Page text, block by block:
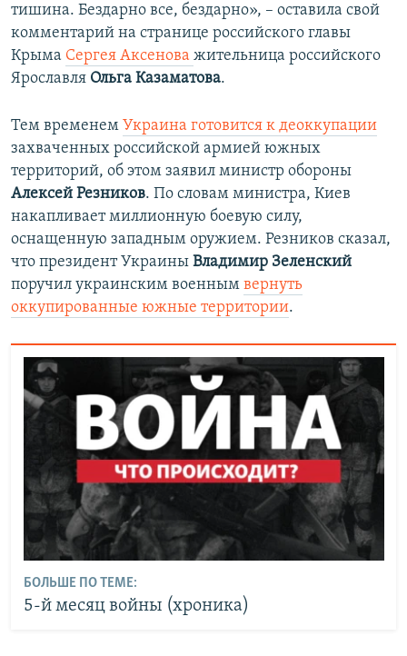
тишина. Бездарно все, бездарно», – оставила свой
комментарий на странице российского главы
Крыма Сергея Аксенова жительница российского
Ярославля Ольга Казаматова.
Тем временем Украина готовится к деоккупации
захваченных российской армией южных
территорий, об этом заявил министр обороны
Алексей Резников. По словам министра, Киев
накапливает миллионную боевую силу,
оснащенную западным оружием. Резников сказал,
что президент Украины Владимир Зеленский
поручил украинским военным вернуть
оккупированные южные территории.
БОЛЬШЕ ПО ТЕМЕ:
5-й месяц войны (хроника)